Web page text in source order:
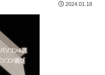
2024.01.18